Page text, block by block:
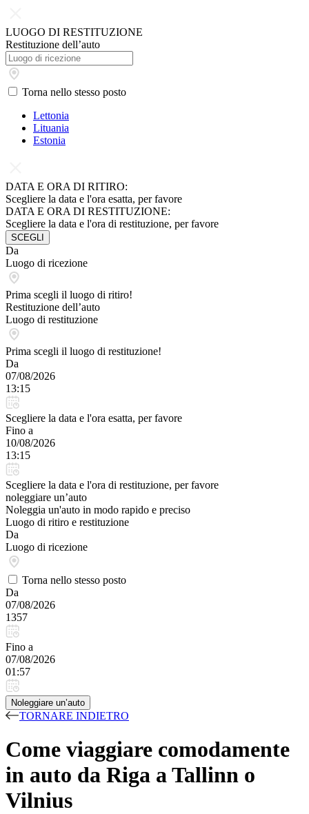
LUOGO DI RESTITUZIONE
Restituzione dell’auto
Torna nello stesso posto
Lettonia
Lituania
Estonia
DATA E ORA DI RITIRO:
Scegliere la data e l'ora esatta, per favore
DATA E ORA DI RESTITUZIONE:
Scegliere la data e l'ora di restituzione, per favore
SCEGLI
Da
Luogo di ricezione
Prima scegli il luogo di ritiro!
Restituzione dell’auto
Luogo di restituzione
Prima scegli il luogo di restituzione!
Da
07/08/2026
13:15
Scegliere la data e l'ora esatta, per favore
Fino a
10/08/2026
13:15
Scegliere la data e l'ora di restituzione, per favore
noleggiare un’auto
Noleggia un'auto in modo rapido e preciso
Luogo di ritiro e restituzione
Da
Luogo di ricezione
Torna nello stesso posto
Da
07/08/2026
1357
Fino a
07/08/2026
01:57
Noleggiare un’auto
TORNARE INDIETRO
Come viaggiare comodamente
in auto da Riga a Tallinn o
Vilnius